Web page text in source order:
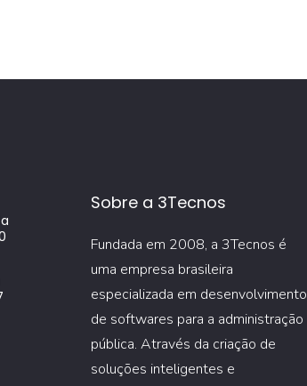
Sobre a 3Tecnos
Fundada em 2008, a 3Tecnos é
uma empresa brasileira
especializada em desenvolvimento
de softwares para a administração
pública. Através da criação de
soluções inteligentes e